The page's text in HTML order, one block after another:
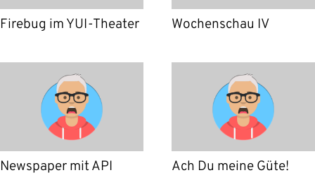
Firebug im YUI-Theater Wochenschau IV
Newspaper mit API Ach Du meine Güte!